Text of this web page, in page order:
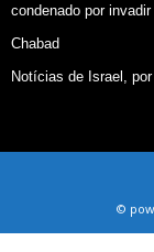
condenado por
Chabad
Notícias de Israel,
©